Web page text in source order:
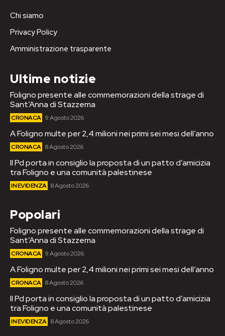
Chi siamo
Privacy Policy
Amministrazione trasparente
Ultime notizie
Foligno presente alle commemorazioni della strage di
Sant’Anna di Stazzema
CRONACA 9 Agosto 2026
A Foligno multe per 2,4 milioni nei primi sei mesi dell’anno
CRONACA 8 Agosto 2026
Il Pd porta in consiglio la proposta di un patto d’amicizia
tra Foligno e una comunità palestinese
IN EVIDENZA 8 Agosto 2026
Popolari
Foligno presente alle commemorazioni della strage di
Sant’Anna di Stazzema
CRONACA 9 Agosto 2026
A Foligno multe per 2,4 milioni nei primi sei mesi dell’anno
CRONACA 8 Agosto 2026
Il Pd porta in consiglio la proposta di un patto d’amicizia
tra Foligno e una comunità palestinese
IN EVIDENZA 8 Agosto 2026